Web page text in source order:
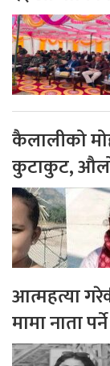
कैलालीको
कुटाकुट,
आत्महत्या
मामा नाता